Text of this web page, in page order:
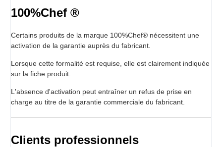
100%Chef ®
Certains produits de la marque 100%Chef® nécessitent une
activation de la garantie auprès du fabricant.
Lorsque cette formalité est requise, elle est clairement indiquée
sur la fiche produit.
L'absence d'activation peut entraîner un refus de prise en
charge au titre de la garantie commerciale du fabricant.
Clients professionnels